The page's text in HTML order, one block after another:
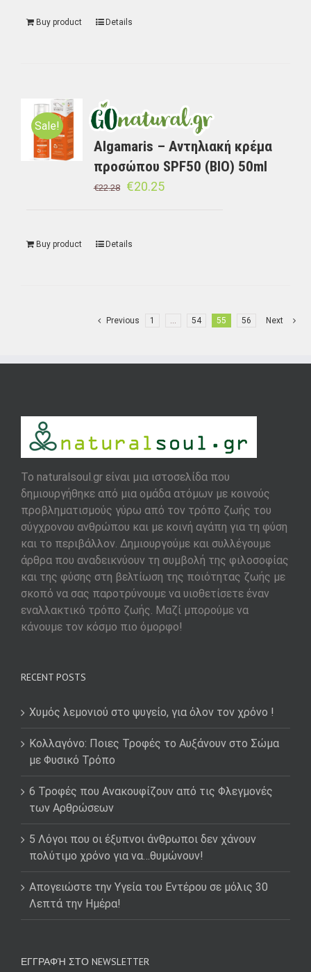
Buy product Details
Sale!
Algamaris – Αντηλιακή κρέμα
προσώπου SPF50 (BIO) 50ml
€22.28 €20.25
Buy product Details
Previous 1 … 54 55 56 Next
To naturalsoul.gr είναι μια ιστοσελίδα που
δημιουργήθηκε από μια ομάδα ατόμων με κοινούς
προβληματισμούς γύρω από τον τρόπο ζωής του
σύγχρονου ανθρώπου και με κοινή αγάπη για τη φύση
και το περιβάλλον. Δημιουργούμε και συλλέγουμε
άρθρα που αναδεικνύουν τη συμβολή της φιλοσοφίας
και της φύσης στη βελτίωση της ποιότητας ζωής με
σκοπό να σας παροτρύνουμε να υιοθετίσετε έναν
εναλλακτικό τρόπο ζωής. Μαζί μπορούμε να
κάνουμε τον κόσμο πιο όμορφο!
RECENT POSTS
Χυμός λεμονιού στο ψυγείο, για όλον τον χρόνο !
Κολλαγόνο: Ποιες Τροφές το Αυξάνουν στο Σώμα
με Φυσικό Τρόπο
6 Τροφές που Ανακουφίζουν από τις Φλεγμονές
των Αρθρώσεων
5 Λόγοι που οι έξυπνοι άνθρωποι δεν χάνουν
πολύτιμο χρόνο για να…θυμώνουν!
Απογειώστε την Υγεία του Εντέρου σε μόλις 30
Λεπτά την Ημέρα!
ΕΓΓΡΑΦΉ ΣΤΟ NEWSLETTER